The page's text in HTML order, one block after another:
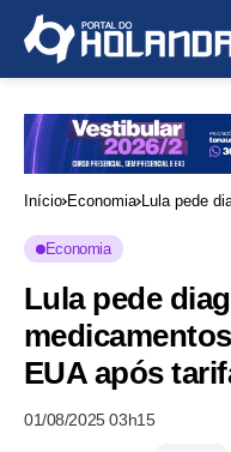
Início Economia Lula pede
Economia
Lula pede
EUA após
01/08/2025 03h15